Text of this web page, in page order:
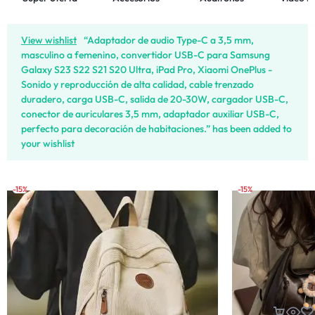
View wishlist “Adaptador de audio Type-C a 3,5 mm,
masculino a femenino, convertidor USB-C para Samsung
Galaxy S23 S22 S21 S20 Ultra, iPad Pro, Xiaomi OnePlus -
Sonido y reproducción de alta calidad, cable trenzado
duradero, carga USB-C, salida de 20-30W, cargador USB-C,
conector de auriculares 3,5 mm, adaptador auxiliar USB-C,
perfecto para decoración de habitaciones.” has been added to
your wishlist
-15% -15%